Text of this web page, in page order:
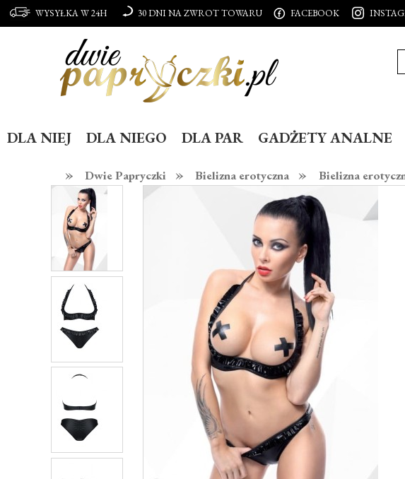
DLA NIEJ DLA NIEGO DLA PAR GADŻETY ANALNE
»
Dwie Papryczki » Bielizna erotyczna » Bielizna
WYSYŁKA W 24H 30 DNI NA ZWROT TOWARU FACEBOOK